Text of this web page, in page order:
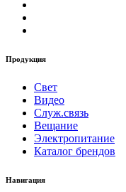
Продукция
Свет
Видео
Служ.связь
Вещание
Электропитание
Каталог брендов
Навигация